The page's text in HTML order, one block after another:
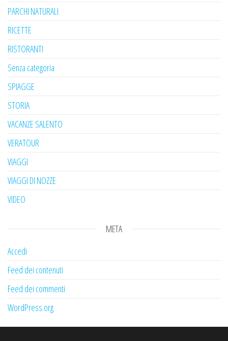
PARCHI NATURALI
RICETTE
RISTORANTI
Senza categoria
SPIAGGE
STORIA
VACANZE SALENTO
VERATOUR
VIAGGI
VIAGGI DI NOZZE
VIDEO
META
Accedi
Feed dei contenuti
Feed dei commenti
WordPress.org